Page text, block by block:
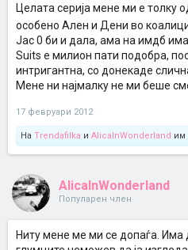
Целата серија мене ми е толку
особено Ален и Дени во
Јас 0 би и дала, ама на имдб
Suits е милион пати подобра,
интригантна, со донекаде
Мене ни најмалку не ми беше
17 февруари 2012
На Trendafilka и AlicaInWonderland им
AlicaInWonderland
Популарен член
Ниту мене ме ми се допаѓа. Има